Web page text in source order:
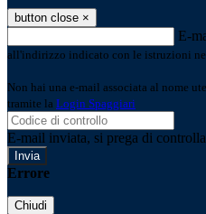
button close ×
E-
all'indirizzo indicato con le istruzioni
Non hai una e-mail associata al nome
tramite la Login Spaggiari
E-mail inviata, si prega di
Errore
Chiudi